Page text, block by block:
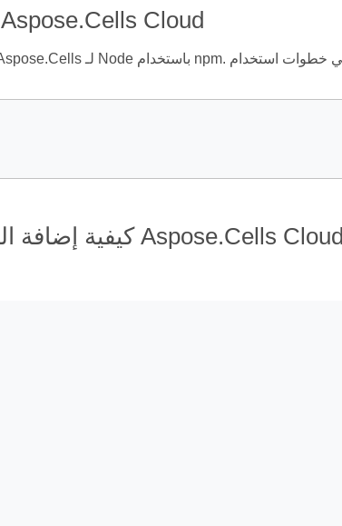
كيفية تثبيت حزمة Node لـ Aspose.Cells Cloud
كيفية إضافة التبعيات في تكوين الحزمة لـ Aspose.Cells Cloud